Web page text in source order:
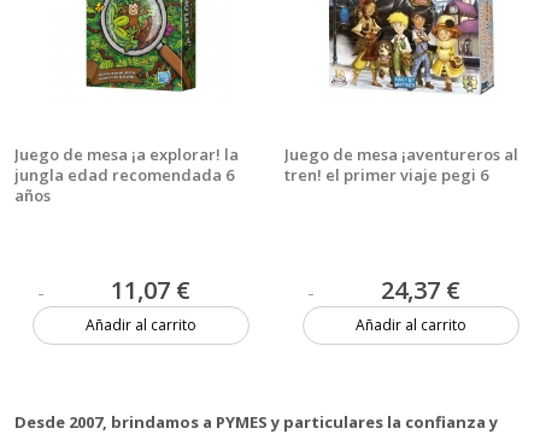
Juego de mesa ¡a explorar! la
jungla edad recomendada 6
años
11,07 €
Añadir al carrito
Juego de mesa ¡aventureros al
tren! el primer viaje pegi 6
24,37 €
Añadir al carrito
Desde 2007, brindamos a PYMES y particulares la confianza y